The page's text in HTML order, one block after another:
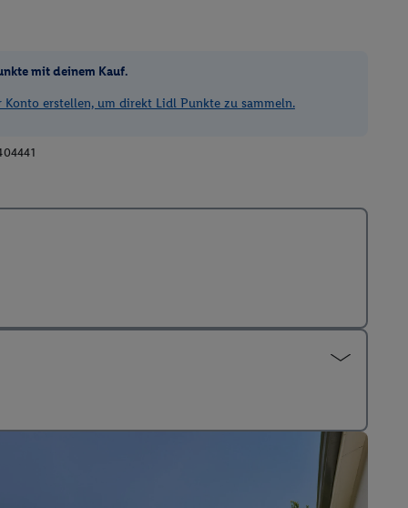
mit deinem Kauf.
Konto erstellen, um direkt Lidl Punkte zu sammeln.